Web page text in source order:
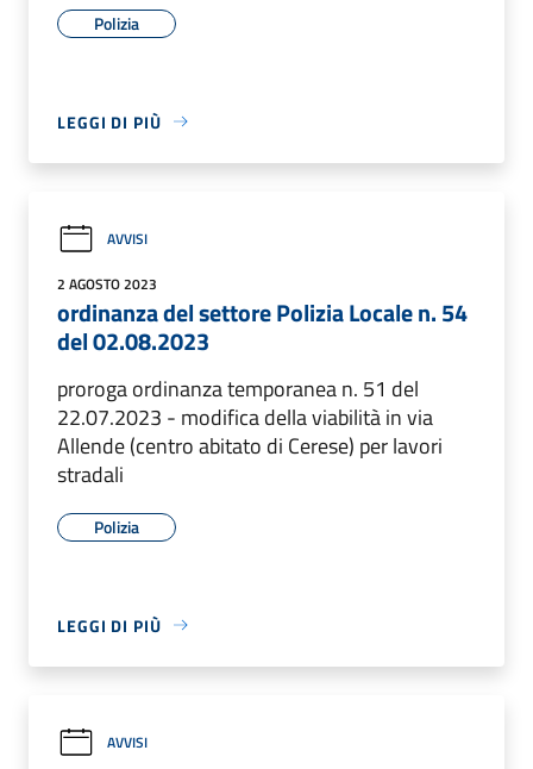
Polizia
LEGGI DI PIÙ
AVVISI
2 AGOSTO 2023
ordinanza del settore Polizia Locale n. 54
del 02.08.2023
proroga ordinanza temporanea n. 51 del
22.07.2023 - modifica della viabilità in via
Allende (centro abitato di Cerese) per lavori
stradali
Polizia
LEGGI DI PIÙ
AVVISI